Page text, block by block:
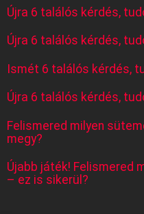
Újra 6 találós kérdés,
Újra 6 találós kérdés,
Ismét 6 találós kérdés,
Újra 6 találós kérdés,
Felismered milyen
megy?
Újabb játék! Felismered
– ez is sikerül?